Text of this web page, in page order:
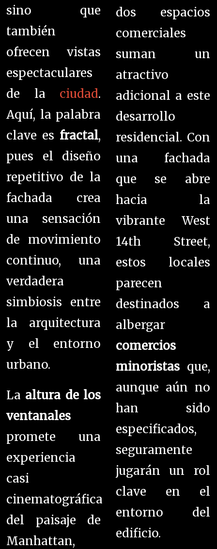
sino que
también
ofrecen vistas
espectaculares
de la ciudad.
Aquí, la palabra
clave es fractal,
pues el diseño
repetitivo de la
fachada crea
una sensación
de movimiento
continuo, una
verdadera
simbiosis entre
la arquitectura
y el entorno
urbano.
La altura de los
ventanales
promete una
experiencia
casi
cinematográfica
del paisaje de
Manhattan,
dos espacios
comerciales
suman un
atractivo
adicional a este
desarrollo
residencial. Con
una fachada
que se abre
hacia la
vibrante West
14th Street,
estos locales
parecen
destinados a
albergar
comercios
minoristasque,
aunque aún no
han sido
especificados,
seguramente
jugarán un rol
clave en el
entorno del
edificio.